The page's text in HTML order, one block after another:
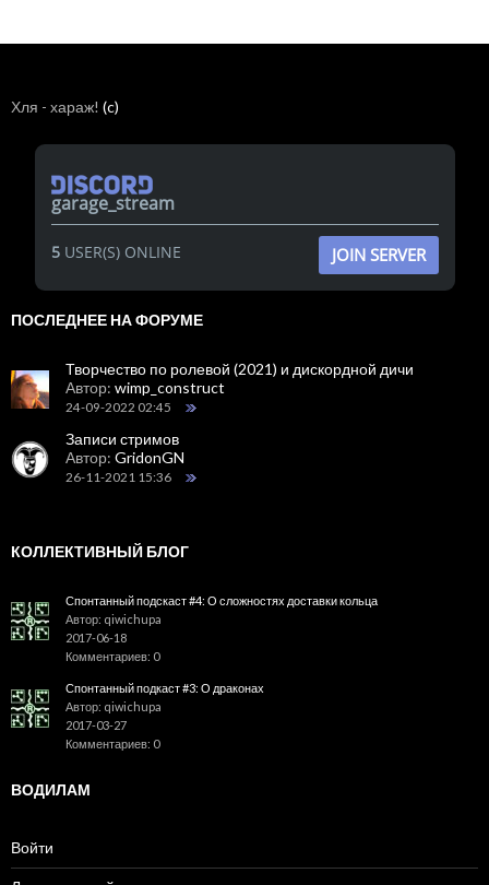
Хля - хараж! (c)
garage_stream
5USER(S) ONLINE JOIN SERVER
ПОСЛЕДНЕЕ НА ФОРУМЕ
Творчество по ролевой (2021) и дискордной дичи
Автор: wimp_construct
24-09-2022 02:45
Записи стримов
Автор: GridonGN
26-11-2021 15:36
КОЛЛЕКТИВНЫЙ БЛОГ
Спонтанный подскаст #4: О сложностях доставки кольца
Автор: qiwichupa
2017-06-18
Комментариев: 0
Спонтанный подкаст #3: О драконах
Автор: qiwichupa
2017-03-27
Комментариев: 0
ВОДИЛАМ
Войти